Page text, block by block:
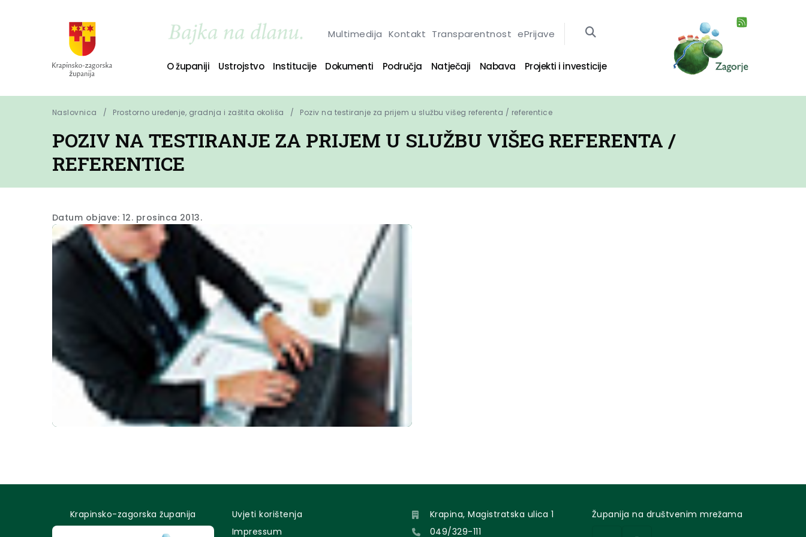
Multimedija Kontakt Transparentnost ePrijave
O županiji Ustrojstvo Institucije Dokumenti Područja Natječaji Nabava Projekti i investicije
Naslovnica Prostorno uređenje, gradnja i zaštita okoliša Poziv na testiranje za prijem u službu višeg referenta / referentice
POZIV NA TESTIRANJE ZA PRIJEM U SLUŽBU VIŠEG REFERENTA /
REFERENTICE
Datum objave: 12. prosinca 2013.
Krapinsko-zagorska županija
Uvjeti korištenja
Impressum
Krapina, Magistratska ulica 1
049/329-111
Županija na društvenim mrežama